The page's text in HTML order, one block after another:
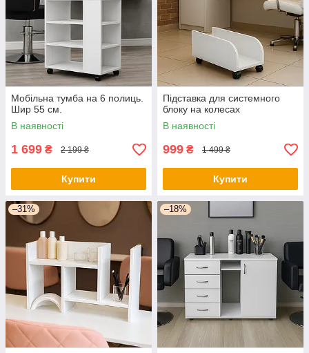
Мобільна тумба на 6 полиць.
Шир 55 см.
В наявності
1 699 ₴ 2 199 ₴
Купити
Підставка для системного
блоку на колесах
В наявності
999 ₴ 1 499 ₴
Купити
–31% –18%